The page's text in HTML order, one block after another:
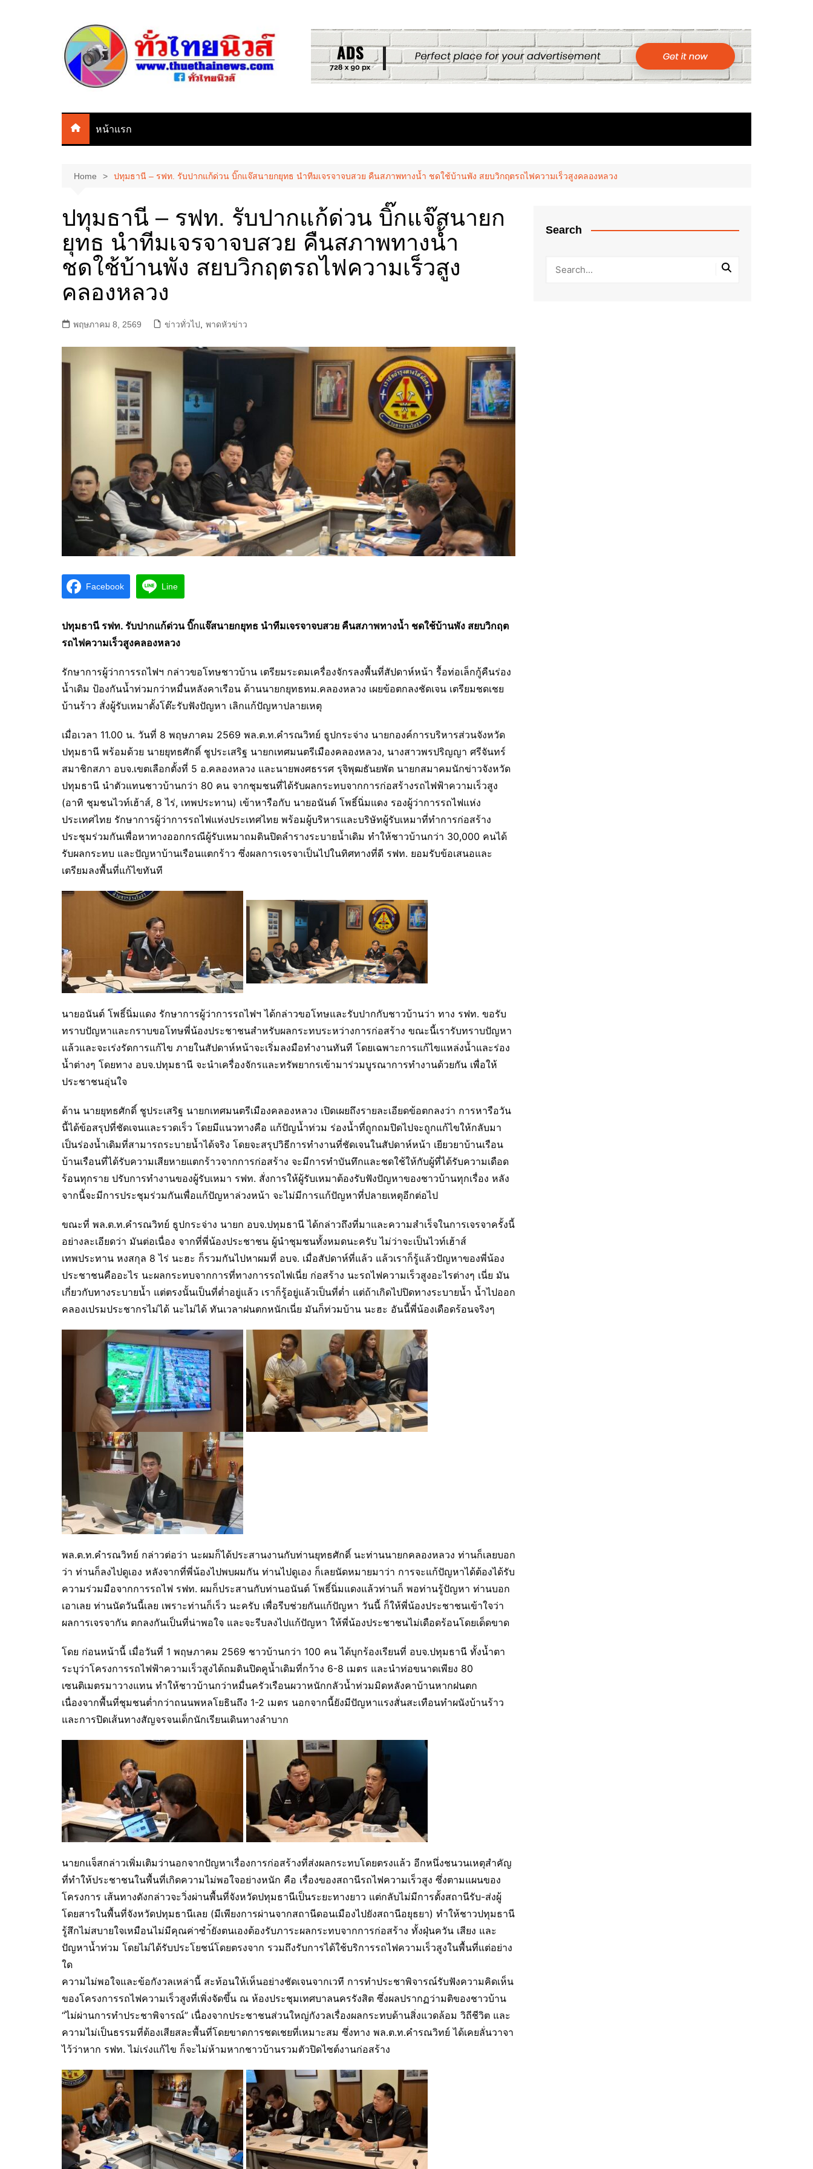
หน้าแรก
Home ปทุมธานี – รฟท. รับปากแก้ด่วน บิ๊กแจ๊สนายกยุทธ นำทีมเจรจาจบสวย คืนสภาพทางน้ำ ชดใช้บ้านพัง สยบวิกฤตรถไฟความเร็วสูงคลองหลวง
ปทุมธานี – รฟท. รับปากแก้ด่วน บิ๊กแจ๊สนายก
ยุทธ นำทีมเจรจาจบสวย คืนสภาพทางน้ำ
ชดใช้บ้านพัง สยบวิกฤตรถไฟความเร็วสูง
คลองหลวง
พฤษภาคม 8, 2569 ข่าวทั่วไป พาดหัวข่าว
Facebook Line
ปทุมธานี รฟท. รับปากแก้ด่วน บิ๊กแจ๊สนายกยุทธ นำทีมเจรจาจบสวย คืนสภาพทางน้ำ ชดใช้บ้านพัง สยบวิกฤต
รถไฟความเร็วสูงคลองหลวง
รักษาการผู้ว่าการรถไฟฯ กล่าวขอโทษชาวบ้าน เตรียมระดมเครื่องจักรลงพื้นที่สัปดาห์หน้า รื้อท่อเล็กกู้คืนร่อง
น้ำเดิม ป้องกันน้ำท่วมกว่าหมื่นหลังคาเรือน ด้านนายกยุทธทม.คลองหลวง เผยข้อตกลงชัดเจน เตรียมชดเชย
บ้านร้าว สั่งผู้รับเหมาตั้งโต๊ะรับฟังปัญหา เลิกแก้ปัญหาปลายเหตุ
เมื่อเวลา 11.00 น. วันที่ 8 พฤษภาคม 2569 พล.ต.ท.คำรณวิทย์ ธูปกระจ่าง นายกองค์การบริหารส่วนจังหวัด
ปทุมธานี พร้อมด้วย นายยุทธศักดิ์ ชูประเสริฐ นายกเทศมนตรีเมืองคลองหลวง, นางสาวพรปริญญา ศรีจันทร์
สมาชิกสภา อบจ.เขตเลือกตั้งที่ 5 อ.คลองหลวง และนายพงศธรรศ รุจิพุฒธันยพัต นายกสมาคมนักข่าวจังหวัด
ปทุมธานี นำตัวแทนชาวบ้านกว่า 80 คน จากชุมชนที่ได้รับผลกระทบจากการก่อสร้างรถไฟฟ้าความเร็วสูง
(อาทิ ชุมชนไวท์เฮ้าส์, 8 ไร่, เทพประทาน) เข้าหารือกับ นายอนันต์ โพธิ์นิ่มแดง รองผู้ว่าการรถไฟแห่ง
ประเทศไทย รักษาการผู้ว่าการรถไฟแห่งประเทศไทย พร้อมผู้บริหารและบริษัทผู้รับเหมาที่ทำการก่อสร้าง
ประชุมร่วมกันเพื่อหาทางออกกรณีผู้รับเหมาถมดินปิดลำรางระบายน้ำเดิม ทำให้ชาวบ้านกว่า 30,000 คนได้
รับผลกระทบ และปัญหาบ้านเรือนแตกร้าว ซึ่งผลการเจรจาเป็นไปในทิศทางที่ดี รฟท. ยอมรับข้อเสนอและ
เตรียมลงพื้นที่แก้ไขทันที
นายอนันต์ โพธิ์นิ่มแดง รักษาการผู้ว่าการรถไฟฯ ได้กล่าวขอโทษและรับปากกับชาวบ้านว่า ทาง รฟท. ขอรับ
ทราบปัญหาและกราบขอโทษพี่น้องประชาชนสำหรับผลกระทบระหว่างการก่อสร้าง ขณะนี้เรารับทราบปัญหา
แล้วและจะเร่งรัดการแก้ไข ภายในสัปดาห์หน้าจะเริ่มลงมือทำงานทันที โดยเฉพาะการแก้ไขแหล่งน้ำและร่อง
น้ำต่างๆ โดยทาง อบจ.ปทุมธานี จะนำเครื่องจักรและทรัพยากรเข้ามาร่วมบูรณาการทำงานด้วยกัน เพื่อให้
ประชาชนอุ่นใจ
ด้าน นายยุทธศักดิ์ ชูประเสริฐ นายกเทศมนตรีเมืองคลองหลวง เปิดเผยถึงรายละเอียดข้อตกลงว่า การหารือวัน
นี้ได้ข้อสรุปที่ชัดเจนและรวดเร็ว โดยมีแนวทางคือ แก้ปัญน้ำท่วม ร่องน้ำที่ถูกถมปิดไปจะถูกแก้ไขให้กลับมา
เป็นร่องน้ำเดิมที่สามารถระบายน้ำได้จริง โดยจะสรุปวิธีการทำงานที่ชัดเจนในสัปดาห์หน้า เยียวยาบ้านเรือน
บ้านเรือนที่ได้รับความเสียหายแตกร้าวจากการก่อสร้าง จะมีการทำบันทึกและชดใช้ให้กับผู้ที่ได้รับความเดือด
ร้อนทุกราย ปรับการทำงานของผู้รับเหมา รฟท. สั่งการให้ผู้รับเหมาต้องรับฟังปัญหาของชาวบ้านทุกเรื่อง หลัง
จากนี้จะมีการประชุมร่วมกันเพื่อแก้ปัญหาล่วงหน้า จะไม่มีการแก้ปัญหาที่ปลายเหตุอีกต่อไป
ขณะที่ พล.ต.ท.คำรณวิทย์ ธูปกระจ่าง นายก อบจ.ปทุมธานี ได้กล่าวถึงที่มาและความสำเร็จในการเจรจาครั้งนี้
อย่างละเอียดว่า มันต่อเนื่อง จากที่พี่น้องประชาชน ผู้นำชุมชนทั้งหมดนะครับ ไม่ว่าจะเป็นไวท์เฮ้าส์
เทพประทาน หงสกุล 8 ไร่ นะฮะ ก็รวมกันไปหาผมที่ อบจ. เมื่อสัปดาห์ที่แล้ว แล้วเราก็รู้แล้วปัญหาของพี่น้อง
ประชาชนคืออะไร นะผลกระทบจากการที่ทางการรถไฟเนี่ย ก่อสร้าง นะรถไฟความเร็วสูงอะไรต่างๆ เนี่ย มัน
เกี่ยวกับทางระบายน้ำ แต่ตรงนั้นเป็นที่ต่ำอยู่แล้ว เราก็รู้อยู่แล้วเป็นที่ต่ำ แต่ถ้าเกิดไปปิดทางระบายน้ำ น้ำไปออก
คลองเปรมประชากรไม่ได้ นะไม่ได้ ทันเวลาฝนตกหนักเนี่ย มันก็ท่วมบ้าน นะฮะ อันนี้พี่น้องเดือดร้อนจริงๆ
พล.ต.ท.คำรณวิทย์ กล่าวต่อว่า นะผมก็ได้ประสานงานกับท่านยุทธศักดิ์ นะท่านนายกคลองหลวง ท่านก็เลยบอก
ว่า ท่านก็ลงไปดูเอง หลังจากที่พี่น้องไปพบผมกัน ท่านไปดูเอง ก็เลยนัดหมายมาว่า การจะแก้ปัญหาได้ต้องได้รับ
ความร่วมมือจากการรถไฟ รฟท. ผมก็ประสานกับท่านอนันต์ โพธิ์นิ่มแดงแล้วท่านก็ พอท่านรู้ปัญหา ท่านบอก
เอาเลย ท่านนัดวันนี้เลย เพราะท่านก็เร็ว นะครับ เพื่อรีบช่วยกันแก้ปัญหา วันนี้ ก็ให้พี่น้องประชาชนเข้าใจว่า
ผลการเจรจากัน ตกลงกันเป็นที่น่าพอใจ และจะรีบลงไปแก้ปัญหา ให้พี่น้องประชาชนไม่เดือดร้อนโดยเด็ดขาด
โดย ก่อนหน้านี้ เมื่อวันที่ 1 พฤษภาคม 2569 ชาวบ้านกว่า 100 คน ได้บุกร้องเรียนที่ อบจ.ปทุมธานี ทั้งน้ำตา
ระบุว่าโครงการรถไฟฟ้าความเร็วสูงได้ถมดินปิดคูน้ำเดิมที่กว้าง 6-8 เมตร และนำท่อขนาดเพียง 80
เซนติเมตรมาวางแทน ทำให้ชาวบ้านกว่าหมื่นครัวเรือนผวาหนักกลัวน้ำท่วมมิดหลังคาบ้านหากฝนตก
เนื่องจากพื้นที่ชุมชนต่ำกว่าถนนพหลโยธินถึง 1-2 เมตร นอกจากนี้ยังมีปัญหาแรงสั่นสะเทือนทำผนังบ้านร้าว
และการปิดเส้นทางสัญจรจนเด็กนักเรียนเดินทางลำบาก
นายกแจ็สกล่าวเพิ่มเติมว่านอกจากปัญหาเรื่องการก่อสร้างที่ส่งผลกระทบโดยตรงแล้ว อีกหนึ่งชนวนเหตุสำคัญ
ที่ทำให้ประชาชนในพื้นที่เกิดความไม่พอใจอย่างหนัก คือ เรื่องของสถานีรถไฟความเร็วสูง ซึ่งตามแผนของ
โครงการ เส้นทางดังกล่าวจะวิ่งผ่านพื้นที่จังหวัดปทุมธานีเป็นระยะทางยาว แต่กลับไม่มีการตั้งสถานีรับ-ส่งผู้
โดยสารในพื้นที่จังหวัดปทุมธานีเลย (มีเพียงการผ่านจากสถานีดอนเมืองไปยังสถานีอยุธยา) ทำให้ชาวปทุมธานี
รู้สึกไม่สบายใจเหมือนไม่มีคุณค่าซำ้ยังตนเองต้องรับภาระผลกระทบจากการก่อสร้าง ทั้งฝุ่นควัน เสียง และ
ปัญหาน้ำท่วม โดยไม่ได้รับประโยชน์โดยตรงจาก รวมถึงรับการได้ใช้บริการรถไฟความเร็วสูงในพื้นที่แต่อย่าง
ใด
ความไม่พอใจและข้อกังวลเหล่านี้ สะท้อนให้เห็นอย่างชัดเจนจากเวที การทำประชาพิจารณ์รับฟังความคิดเห็น
ของโครงการรถไฟความเร็วสูงที่เพิ่งจัดขึ้น ณ ห้องประชุมเทศบาลนครรังสิต ซึ่งผลปรากฏว่ามติของชาวบ้าน
“ไม่ผ่านการทำประชาพิจารณ์” เนื่องจากประชาชนส่วนใหญ่กังวลเรื่องผลกระทบด้านสิ่งแวดล้อม วิถีชีวิต และ
ความไม่เป็นธรรมที่ต้องเสียสละพื้นที่โดยขาดการชดเชยที่เหมาะสม ซึ่งทาง พล.ต.ท.คำรณวิทย์ ได้เคยลั่นวาจา
ไว้ว่าหาก รฟท. ไม่เร่งแก้ไข ก็จะไม่ห้ามหากชาวบ้านรวมตัวปิดไซต์งานก่อสร้าง
Search